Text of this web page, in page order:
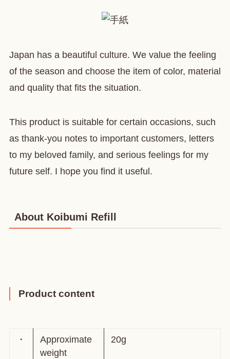
Japan has a beautiful culture. We value the feeling
of the season and choose the item of color, material
and quality that fits the situation.
This product is suitable for certain occasions, such
as thank-you notes to important customers, letters
to my beloved family, and serious feelings for my
future self. I hope you find it useful.
About Koibumi Refill
Product content
・
Approximate
weight
20g